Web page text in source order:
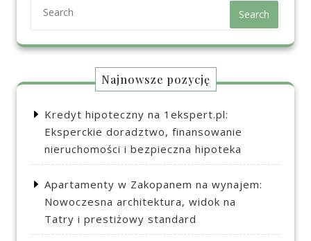
Search
Najnowsze pozycję
Kredyt hipoteczny na 1ekspert.pl:
Eksperckie doradztwo, finansowanie
nieruchomości i bezpieczna hipoteka
Apartamenty w Zakopanem na wynajem:
Nowoczesna architektura, widok na
Tatry i prestiżowy standard